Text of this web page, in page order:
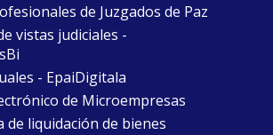
de Juzgados de Paz
vistas judiciales -
- EpaiDigitala
de Microempresas
de liquidación de bienes